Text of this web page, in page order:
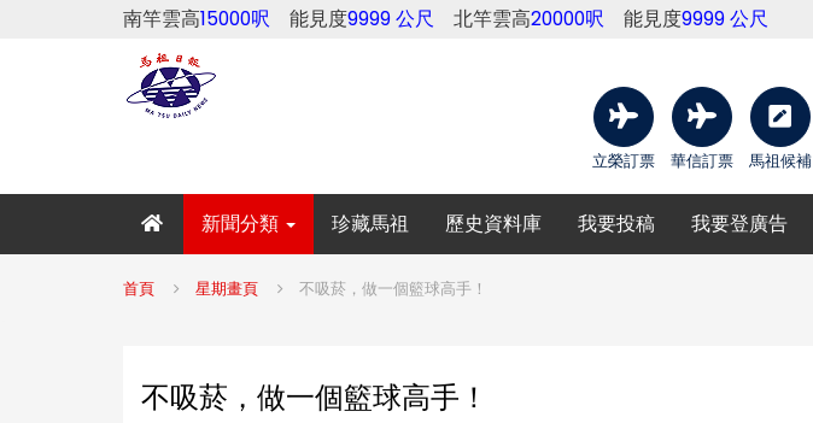
南竿雲高15000呎 能見度9999 公尺 北竿雲高20000呎 能見度9999 公尺
立榮訂票 華信訂票 馬祖候補
新聞分類 珍藏馬祖 歷史資料庫 我要投稿 我要登廣告
首頁 星期畫頁 不吸菸，做一個籃球高手！
不吸菸，做一個籃球高手！